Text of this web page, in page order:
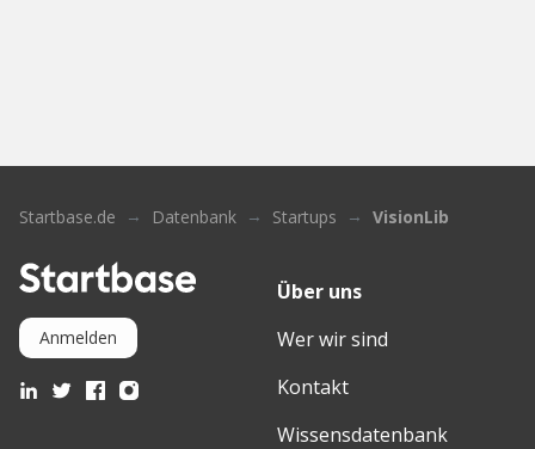
Startbase.de Datenbank Startups VisionLib
Anmelden
Über uns
Wer wir sind
Kontakt
Wissensdatenbank